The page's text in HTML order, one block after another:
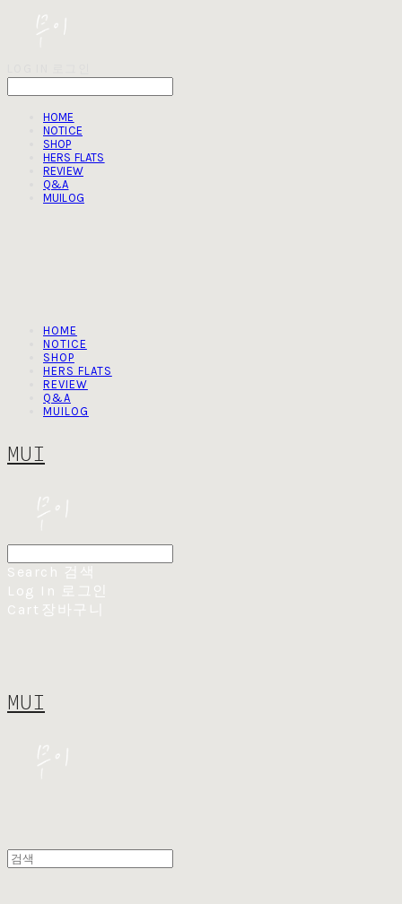
HOME
NOTICE
SHOP
HERS FLATS
REVIEW
Q&A
MUILOG
HOME
NOTICE
SHOP
HERS FLATS
REVIEW
Q&A
MUILOG
MUI
Search 검색
Log In 로그인
Cart 장바구니
MUI